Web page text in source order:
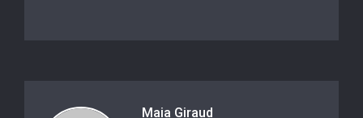
Maia Giraud